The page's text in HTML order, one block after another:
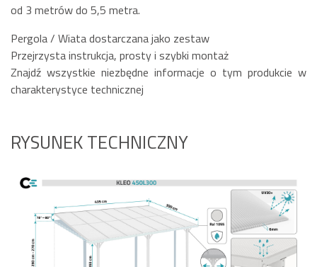
od 3 metrów do 5,5 metra.
Pergola / Wiata dostarczana jako zestaw
Przejrzysta instrukcja, prosty i szybki montaż
Znajdź wszystkie niezbędne informacje o tym produkcie w
charakterystyce technicznej
RYSUNEK TECHNICZNY